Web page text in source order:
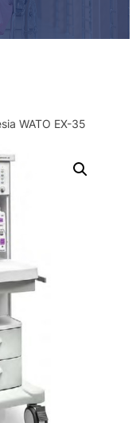
WATO EX-35